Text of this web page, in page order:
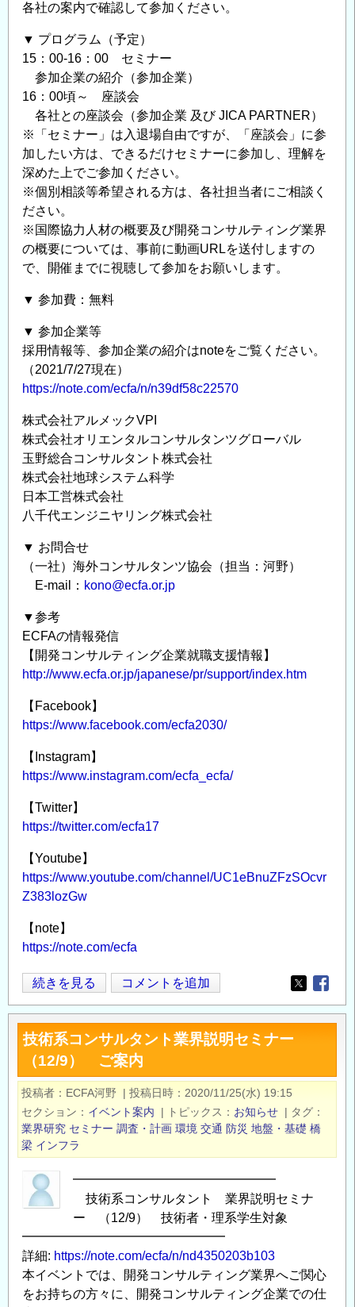
各社の案内で確認して参加ください。
▼ プログラム（予定）
15：00-16：00 セミナー
参加企業の紹介（参加企業）
16：00頃～ 座談会
各社との座談会（参加企業 及び JICA PARTNER）
※「セミナー」は入退場自由ですが、「座談会」に参
加したい方は、できるだけセミナーに参加し、理解を
深めた上でご参加ください。
※個別相談等希望される方は、各社担当者にご相談く
ださい。
※国際協力人材の概要及び開発コンサルティング業界
の概要については、事前に動画URLを送付しますの
で、開催までに視聴して参加をお願いします。
▼ 参加費：無料
▼ 参加企業等
採用情報等、参加企業の紹介はnoteをご覧ください。
（2021/7/27現在）
https://note.com/ecfa/n/n39df58c22570
株式会社アルメックVPI
株式会社オリエンタルコンサルタンツグローバル
玉野総合コンサルタント株式会社
株式会社地球システム科学
日本工営株式会社
八千代エンジニヤリング株式会社
▼ お問合せ
（一社）海外コンサルタンツ協会（担当：河野）
E-mail： kono@ecfa.or.jp
▼参考
ECFAの情報発信
【開発コンサルティング企業就職支援情報】
http://www.ecfa.or.jp/japanese/pr/support/index.htm
【Facebook】
https://www.facebook.com/ecfa2030/
【Instagram】
https://www.instagram.com/ecfa_ecfa/
【Twitter】
https://twitter.com/ecfa17
【Youtube】
https://www.youtube.com/channel/UC1eBnuZFzSOcvr
Z383lozGw
【note】
https://note.com/ecfa
開
発
コ
ン
サ
ル
テ
ィ
ン
グ
企
業
界
説
明
セ
続きを見る コメントを追加
Opens in
技術系コンサルタント業界説明セミナー
（12/9） ご案内
投稿者 ECFA河野 | 投稿日時
2020/11/25(水) 19:15
セクション
イベント案内 | トピックス お知らせ | タグ
業界研究 セミナー 調査・計画 環境 交通 防災 地盤・基礎 橋
梁 インフラ
━━━━━━━━━━━━━━━━
技術系コンサルタント 業界説明セミナ
ー （12/9） 技術者・理系学生対象
━━━━━━━━━━━━━━━━
詳細: https://note.com/ecfa/n/nd4350203b103
本イベントでは、開発コンサルティング業界へご関心
をお持ちの方々に、開発コンサルティング企業での仕